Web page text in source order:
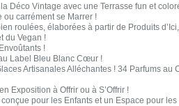
Déco Vintage avec une Terrasse fun et
ou carrément se Marrer !
roulées, élaborées à partir de Produits
du Vegan !
!
Label Bleu Blanc Cœur !
Artisanales Alléchantes ! 34 Parfums au
Exposition à Offrir ou à S’Offrir !
pour les Enfants et un Espace pour